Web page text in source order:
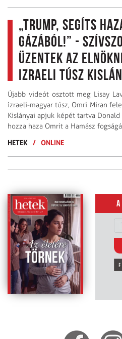
„Trump, segíts
Gázából!” -
üzentek az
izraeli túsz
Újabb videót osztott meg Lisay
izraeli-magyar túsz, Omri Miran
Kislányai apjuk képét tartva
hozza haza Omrit a Hamász
HETEK
/ ONLINE